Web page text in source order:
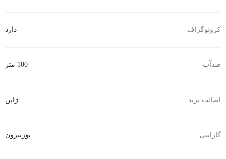
کرونوگراف دارد
ضدآب 100 متر
اصالت برند ژاپن
گارانتی پوزیترون